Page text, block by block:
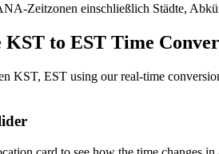
Zeitzonen einschließlich Städte,
KST to EST Time
KST, EST using our real-time